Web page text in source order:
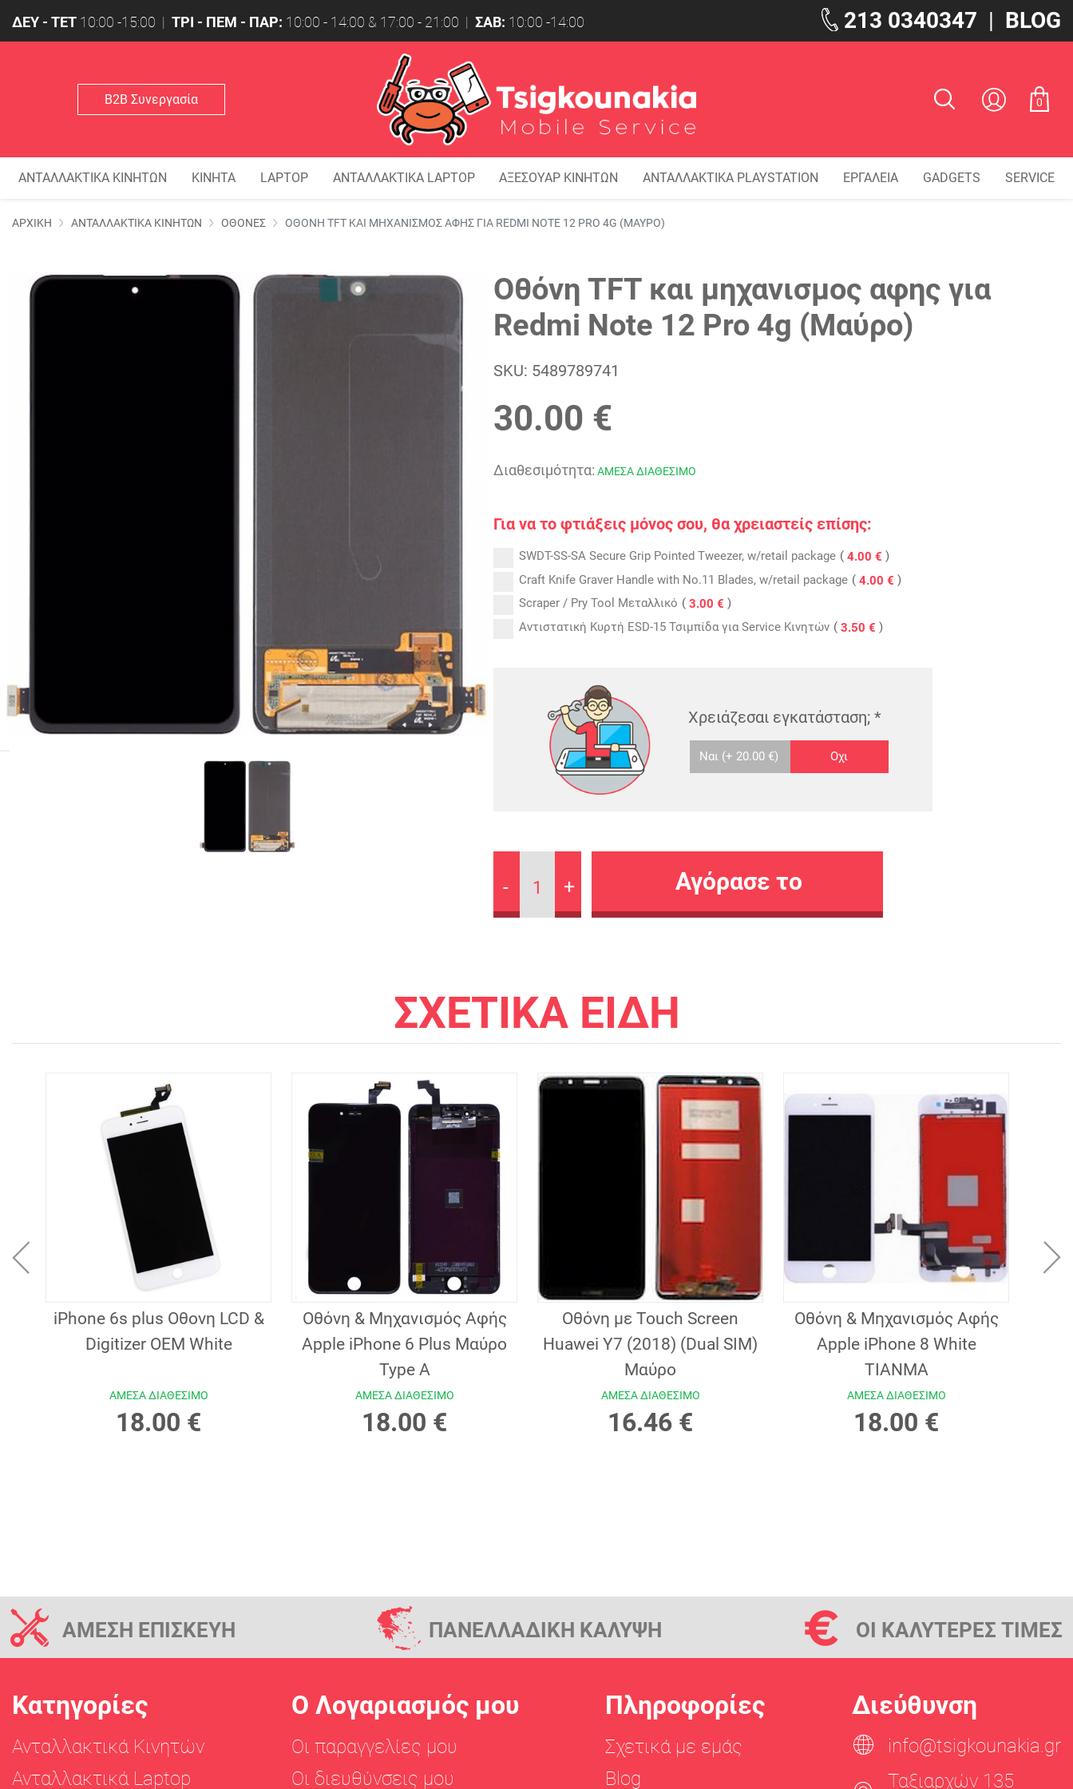
ΔΕΥ - ΤΕΤ 10:00 -15:00 | ΤΡΙ - ΠΕΜ - ΠΑΡ: 10:00 - 14:00 & 17:00 - 21:00 | ΣΑΒ: 10:00 -14:00 213 0340347 | BLOG
Β2Β Συνεργασία 0
ΑΝΤΑΛΛΑΚΤΙΚΑ ΚΙΝΗΤΩΝ ΚΙΝΗΤΑ LAPTOP ΑΝΤΑΛΛΑΚΤΙΚΑ LAPTOP ΑΞΕΣΟΥΑΡ ΚΙΝΗΤΩΝ ΑΝΤΑΛΛΑΚΤΙΚΑ PLAYSTATION ΕΡΓΑΛΕΙΑ GADGETS SERVICE
ΑΡΧΙΚΗ ΑΝΤΑΛΛΑΚΤΙΚΑ ΚΙΝΗΤΩΝ ΟΘΟΝΕΣ ΟΘΟΝΗ TFT ΚΑΙ ΜΗΧΑΝΙΣΜΟΣ ΑΦΗΣ ΓΙΑ REDMI NOTE 12 PRO 4G (ΜΑΥΡΟ)
Οθόνη TFT και μηχανισμος αφης για
Redmi Note 12 Pro 4g (Μαύρο)
SKU: 5489789741
30.00 €
Διαθεσιμότητα: ΑΜΕΣΑ ΔΙΑΘΕΣΙΜΟ
Για να το φτιάξεις μόνος σου, θα χρειαστείς επίσης:
SWDT-SS-SA Secure Grip Pointed Tweezer, w/retail package ( 4.00 € )
Craft Knife Graver Handle with No.11 Blades, w/retail package ( 4.00 € )
Scraper / Pry Tool Μεταλλικό ( 3.00 € )
Αντιστατική Κυρτή ESD-15 Τσιμπίδα για Service Κινητών ( 3.50 € )
Χρειάζεσαι εγκατάσταση; *
Ναι (+ 20.00 €) Οχι
- 1 +
ΣΧΕΤΙΚΑ ΕΙΔΗ
iPhone 6s plus Οθονη LCD &
Digitizer OEM White
ΑΜΕΣΑ ΔΙΑΘΕΣΙΜΟ
18.00 €
Οθόνη & Μηχανισμός Αφής
Apple iPhone 6 Plus Μαύρο
Type A
ΑΜΕΣΑ ΔΙΑΘΕΣΙΜΟ
18.00 €
Οθόνη με Touch Screen
Huawei Y7 (2018) (Dual SIM)
Μαύρο
ΑΜΕΣΑ ΔΙΑΘΕΣΙΜΟ
16.46 €
Οθόνη & Μηχανισμός Αφής
Apple iPhone 8 White
TIANMA
ΑΜΕΣΑ ΔΙΑΘΕΣΙΜΟ
18.00 €
ΑΜΕΣΗ ΕΠΙΣΚΕΥΗ ΠΑΝΕΛΛΑΔΙΚΗ ΚΑΛΥΨΗ ΟΙ ΚΑΛΥΤΕΡΕΣ ΤΙΜΕΣ
Κατηγορίες
Ανταλλακτικά Κινητών
Ανταλλακτικά Laptop
Ο Λογαριασμός μου
Οι παραγγελίες μου
Οι διευθύνσεις μου
Πληροφορίες
Σχετικά με εμάς
Blog
Διεύθυνση
info@tsigkounakia.gr
Ταξιαρχών 135